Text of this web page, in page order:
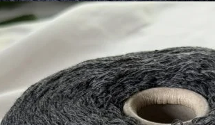
G&G Filati
Silver Plus
кашемир 10%, меринос 70%, шёлк 20%
+ пайетки
380 м/100 гтемно-серый